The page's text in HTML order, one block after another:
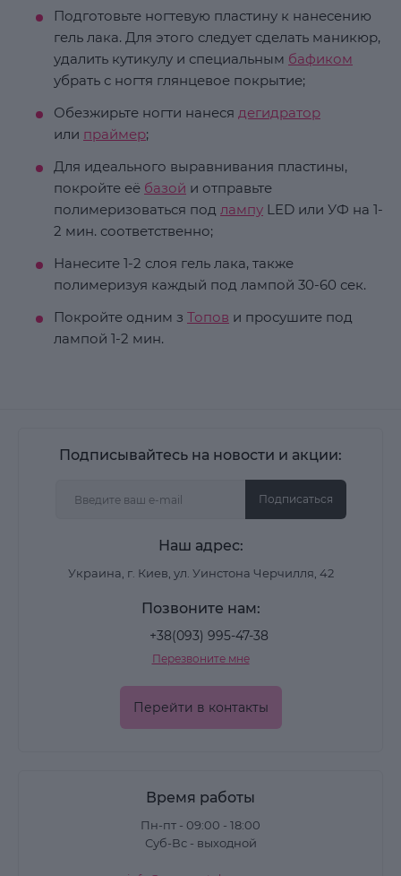
Подготовьте ногтевую пластину к нанесению
гель лака. Для этого следует сделать маникюр,
удалить кутикулу и специальным бафиком
убрать с ногтя глянцевое покрытие;
Обезжирьте ногти нанеся дегидратор
или праймер;
Для идеального выравнивания пластины,
покройте её базой и отправьте
полимеризоваться под лампу LED или УФ на 1-
2 мин. соответственно;
Нанесите 1-2 слоя гель лака, также
полимеризуя каждый под лампой 30-60 сек.
Покройте одним з Топов и просушите под
лампой 1-2 мин.
Подписывайтесь на новости и акции:
Подписаться
Наш адрес:
Украина, г. Киев, ул. Уинстона Черчилля, 42
Позвоните нам:
+38(093) 995-47-38
Перезвоните мне
Перейти в контакты
Время работы
Пн-пт - 09:00 - 18:00
Суб-Вс - выходной